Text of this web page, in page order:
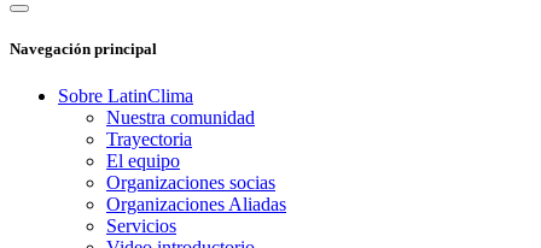
Navegación principal
Sobre LatinClima
Nuestra comunidad
Trayectoria
El equipo
Organizaciones socias
Organizaciones Aliadas
Servicios